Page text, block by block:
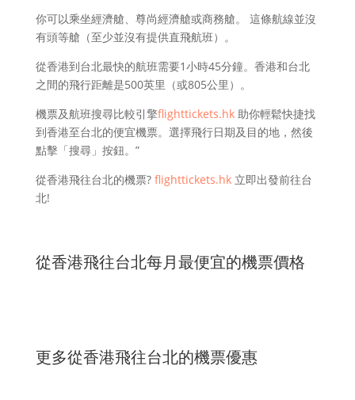
你可以乘坐經濟艙、尊尚經濟艙或商務艙。 這條航線並沒
有頭等艙（至少並沒有提供直飛航班）。
從香港到台北最快的航班需要1小時45分鐘。香港和台北
之間的飛行距離是500英里（或805公里）。
機票及航班搜尋比較引擎flighttickets.hk助你輕鬆快捷找
到香港至台北的便宜機票。選擇飛行日期及目的地，然後
點擊「搜尋」按鈕。”
從香港飛往台北的機票? flighttickets.hk立即出發前往台
北!
從香港飛往台北每月最便宜的機票價格
更多從香港飛往台北的機票優惠